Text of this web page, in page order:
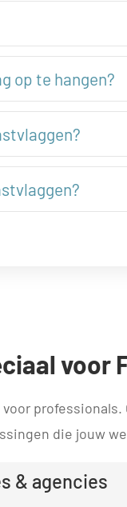
op te hangen?
voor
die jouw
& agencies